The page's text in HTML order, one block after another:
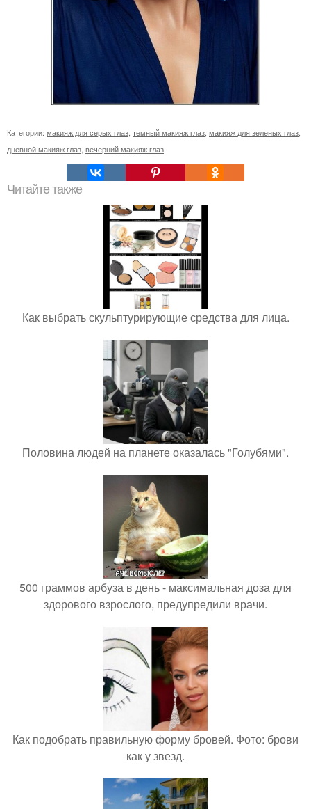
Категории: макияж для серых глаз темный макияж глаз макияж для зеленых глаз
дневной макияж глаз вечерний макияж глаз
Читайте также
Как выбрать скульптурирующие средства для лица.
Половина людей на планете оказалась "Голубями".
500 граммов арбуза в день - максимальная доза для
здорового взрослого, предупредили врачи.
Как подобрать правильную форму бровей. Фото: брови
как у звезд.